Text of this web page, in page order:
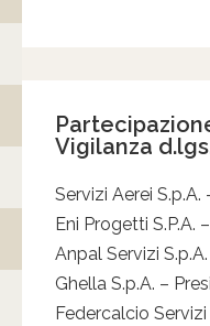
Vigilanza
Servizi Aerei
Eni Progetti S.P.A.
Anpal Servizi
Ghella S.p.A. –
Federcalcio Servizi